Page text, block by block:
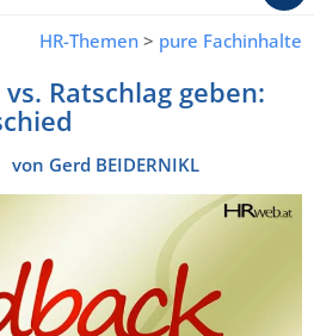
HR-Themen > pure Fachinhalte
Ratschlag geben:
von Gerd BEIDERNIKL